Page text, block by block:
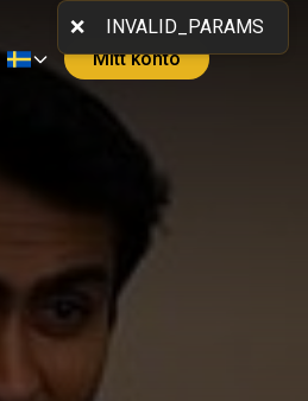
Mitt konto